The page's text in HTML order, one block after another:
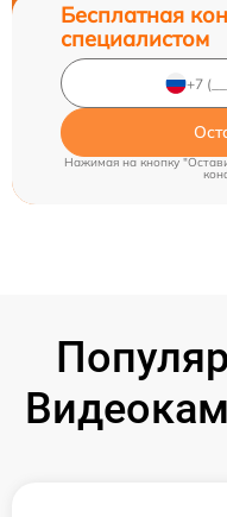
Бесплатная
специалистом
Нажимая на кнопку